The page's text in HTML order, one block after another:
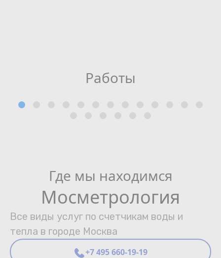
Работы
Где мы находимся
Мосметрология
Все виды услуг по счетчикам воды и
тепла в городе Москва
+7 495 660-19-19